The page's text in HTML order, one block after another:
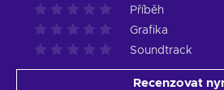
Příběh
Grafika
Soundtrack
Recenzovat